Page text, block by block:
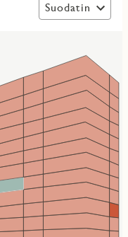
Suodatin